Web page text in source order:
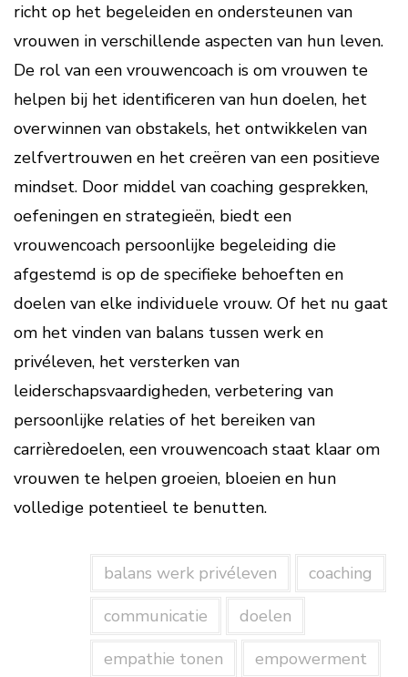
richt op het begeleiden en ondersteunen van
vrouwen in verschillende aspecten van hun leven.
De rol van een vrouwencoach is om vrouwen te
helpen bij het identificeren van hun doelen, het
overwinnen van obstakels, het ontwikkelen van
zelfvertrouwen en het creëren van een positieve
mindset. Door middel van coaching gesprekken,
oefeningen en strategieën, biedt een
vrouwencoach persoonlijke begeleiding die
afgestemd is op de specifieke behoeften en
doelen van elke individuele vrouw. Of het nu gaat
om het vinden van balans tussen werk en
privéleven, het versterken van
leiderschapsvaardigheden, verbetering van
persoonlijke relaties of het bereiken van
carrièredoelen, een vrouwencoach staat klaar om
vrouwen te helpen groeien, bloeien en hun
volledige potentieel te benutten.
balans werk privéleven
coaching
communicatie
doelen
empathie tonen
empowerment